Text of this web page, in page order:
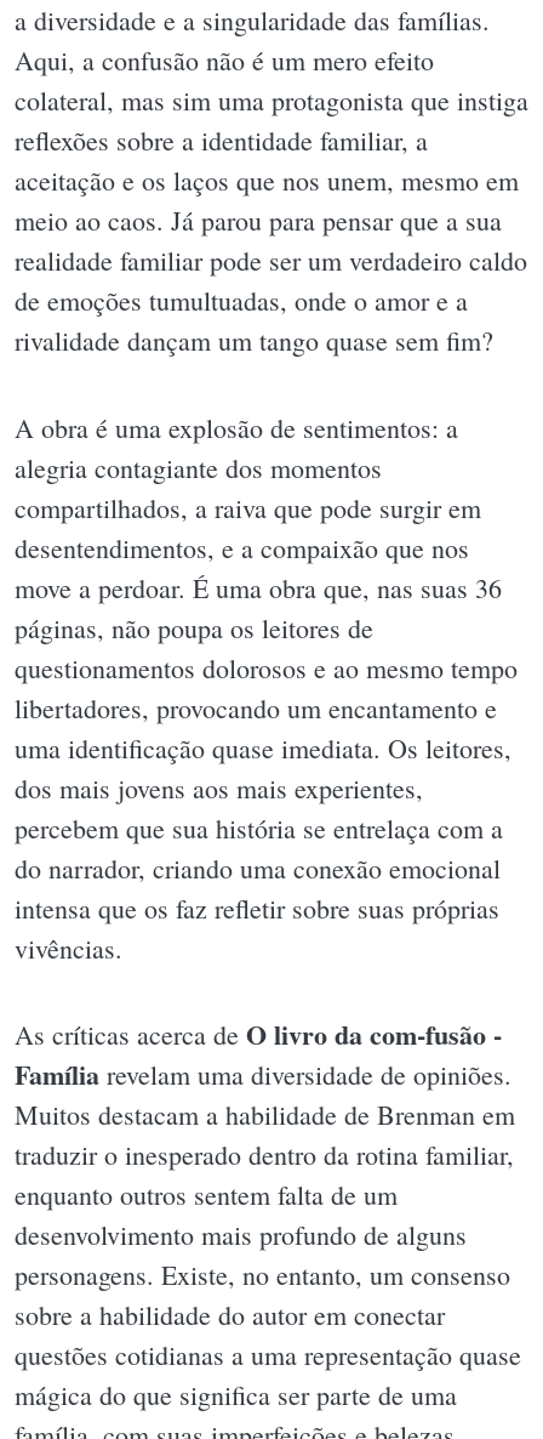
a diversidade e a singularidade das famílias.
Aqui, a confusão não é um mero efeito
colateral, mas sim uma protagonista que instiga
reflexões sobre a identidade familiar, a
aceitação e os laços que nos unem, mesmo em
meio ao caos. Já parou para pensar que a sua
realidade familiar pode ser um verdadeiro caldo
de emoções tumultuadas, onde o amor e a
rivalidade dançam um tango quase sem fim?
A obra é uma explosão de sentimentos: a
alegria contagiante dos momentos
compartilhados, a raiva que pode surgir em
desentendimentos, e a compaixão que nos
move a perdoar. É uma obra que, nas suas 36
páginas, não poupa os leitores de
questionamentos dolorosos e ao mesmo tempo
libertadores, provocando um encantamento e
uma identificação quase imediata. Os leitores,
dos mais jovens aos mais experientes,
percebem que sua história se entrelaça com a
do narrador, criando uma conexão emocional
intensa que os faz refletir sobre suas próprias
vivências.
As críticas acerca de O livro da com-fusão -
Família revelam uma diversidade de opiniões.
Muitos destacam a habilidade de Brenman em
traduzir o inesperado dentro da rotina familiar,
enquanto outros sentem falta de um
desenvolvimento mais profundo de alguns
personagens. Existe, no entanto, um consenso
sobre a habilidade do autor em conectar
questões cotidianas a uma representação quase
mágica do que significa ser parte de uma